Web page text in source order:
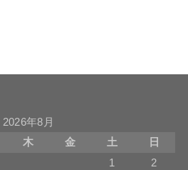
2026年8月
木 金 土
日
1
2